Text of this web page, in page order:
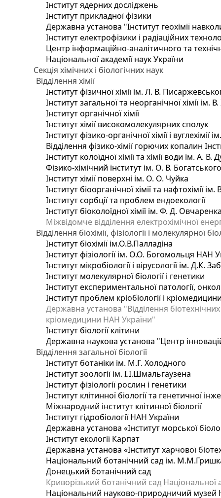
Інститут ядерних досліджень
Інститут прикладної фізики
Державна установа "Інститут геохімії
Інститут електрофізики і радіаційних
Центр інформаційно-аналітичного та
Національної академії наук України
Секція хімічних і біологічних наук
Відділення хімії
Інститут фізичної хімії ім. Л. В.
Інститут загальної та неорганічної хімії ім.
Інститут органічної хімії
Інститут хімії високомолекулярних сполук
Інститут фізико-органічної хімії і
Відділення фізико-хімії горючих копалин
Інститут колоїдної хімії та хімії води ім. А.
Фізико-хімічний інститут ім. О. В.
Інститут хімії поверхні ім. О. О. Чуйка
Інститут біоорганічної хімії та нафтохімії
Інститут сорбції та проблем ендоекології
Інститут біоколоїдної хімії ім. Ф. Д.
Міжвідомче відділення електрохімічної
Відділення біохімії, фізіології і молекулярної
Інститут біохімії ім.О.В.Палладіна
Інститут фізіології ім. О.О. Богомольця НАН
Інститут мікробіології і вірусології ім. Д.К.
Інститут молекулярної біології і генетики
Інститут експериментальної патології,
Інститут проблем кріобіології і
Державна установа "Відділення
кріомедицини НАН України"
Інститут біології клітини
Державна наукова установа "Центр
Відділення загальної біології
Інститут ботаніки ім. М.Г. Холодного
Інститут зоології ім. І.І.Шмальгаузена
Інститут фізіології рослин і генетики
Інститут клітинної біології та генетичної
Міжнародний інститут клітинної біології
Інститут гідробіології НАН України
Державна установа «Інститут морської
Інститут екології Карпат
Державна установа «Інститут харчової
Національний ботанічний сад ім.
Донецький ботанічний сад
Криворізький ботанічний сад Національної
Національний науково-природничий музей